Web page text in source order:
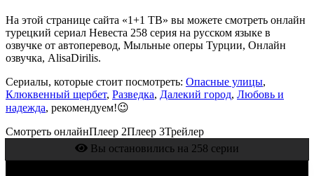
На этой странице сайта «1+1 ТВ» вы можете смотреть онлайн
турецкий сериал Невеста 258 серия на русском языке в
озвучке от автоперевод, Мыльные оперы Турции, Онлайн
озвучка, AlisaDirilis.
Сериалы, которые стоит посмотреть: Опасные улицы,
Клюквенный щербет, Разведка, Далекий город, Любовь и
надежда, рекомендуем!😉
Смотреть онлайнПлеер 2Плеер 3Трейлер
Вы остановились на 258 серии